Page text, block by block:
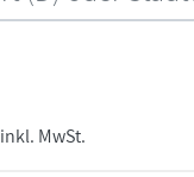
inkl. MwSt.